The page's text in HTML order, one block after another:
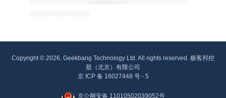
Copyright © 2026, Geekbang Technology Ltd. All rights reserved. 极客邦控
股（北京）有限公司
京 ICP 备 16027448 号 - 5
京公网安备 11010502039052号